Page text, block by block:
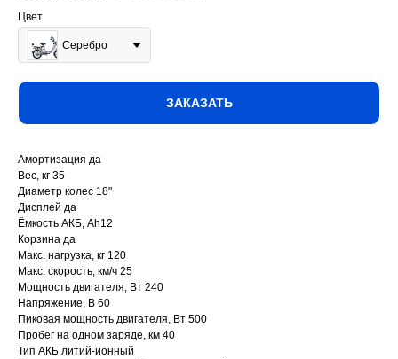
Цвет
Серебро
ЗАКАЗАТЬ
Амортизация да
Вес, кг 35
Диаметр колес 18"
Дисплей да
Ёмкость АКБ, Ah12
Корзина да
Макс. нагрузка, кг 120
Макс. скорость, км/ч 25
Мощность двигателя, Вт 240
Напряже ние, В 60
Пиковая мощность двигателя, Вт 500
Пробег на одном заряде, км 40
Тип АКБ литий-ионный